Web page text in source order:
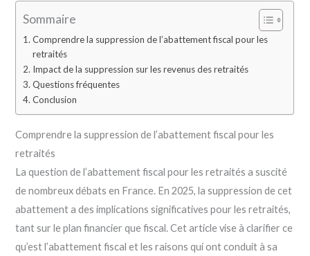
Sommaire
Comprendre la suppression de l’abattement fiscal pour les
retraités
Impact de la suppression sur les revenus des retraités
Questions fréquentes
Conclusion
Comprendre la suppression de l’abattement fiscal pour les
retraités
La question de l’abattement fiscal pour les retraités a suscité
de nombreux débats en France. En 2025, la suppression de cet
abattement a des implications significatives pour les retraités,
tant sur le plan financier que fiscal. Cet article vise à clarifier ce
qu’est l’abattement fiscal et les raisons qui ont conduit à sa